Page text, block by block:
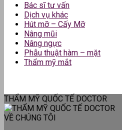
Bác sĩ tư vấn
Dịch vụ khác
Hút mỡ – Cấy Mỡ
Nâng mũi
Nâng ngực
Phẫu thuật hàm – mặt
Thẩm mỹ mắt
THẨM MỸ QUỐC TẾ DOCTOR
VỀ CHÚNG TÔI